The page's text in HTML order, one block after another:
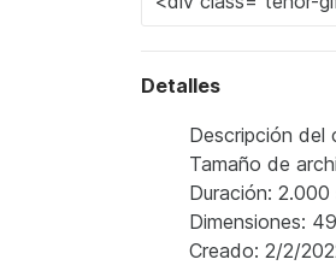
Detalles
Descripción del
Tamaño de
Duración: 2.000
Dimensiones:
Creado: 2/2/